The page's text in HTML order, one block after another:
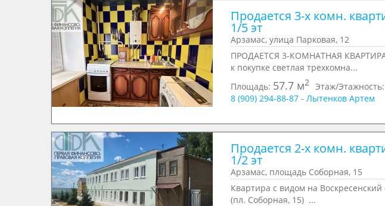
Продается 3-х комн.
1/5 эт
Арзамас, улица Парковая, 12
ПРОДАЕТСЯ 3-КОМНАТНАЯ
к покупке светлая трехкомна...
Площадь: 57.7 м2 Этаж/Этажность:
8 (909) 294-88-87 - Лытенков Артем
Продается 2-х комн.
1/2 эт
Арзамас, площадь Соборная, 15
Квартира с видом на
(пл. Соборная, 15) ...